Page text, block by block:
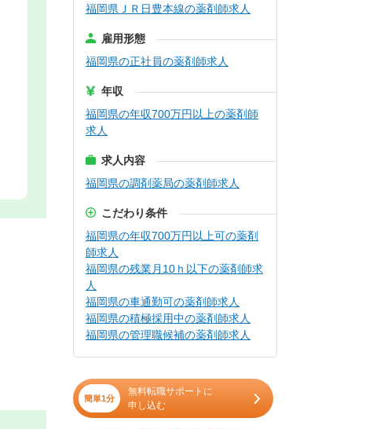
福岡県ＪＲ日豊本線の薬剤師求人
雇用形態
福岡県の正社員の薬剤師求人
年収
福岡県の年収700万円以上の薬剤師
求人
求人内容
福岡県の調剤薬局の薬剤師求人
こだわり条件
福岡県の年収700万円以上可の薬剤
師求人
福岡県の残業月10ｈ以下の薬剤師求
人
福岡県の車通勤可の薬剤師求人
福岡県の積極採用中の薬剤師求人
福岡県の管理職候補の薬剤師求人
簡単1分
無料転職サポートに
申し込む